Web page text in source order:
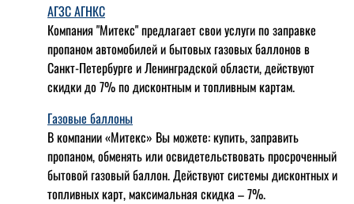
АГЗС АГНКС
Компания "Митекс" предлагает свои услуги по заправке
пропаном автомобилей и бытовых газовых баллонов в
Санкт-Петербурге и Ленинградской области, действуют
скидки до 7% по дисконтным и топливным картам.
Газовые баллоны
В компании «Митекс» Вы можете: купить, заправить
пропаном, обменять или освидетельствовать просроченный
бытовой газовый баллон. Действуют системы дисконтных и
топливных карт, максимальная скидка – 7%.